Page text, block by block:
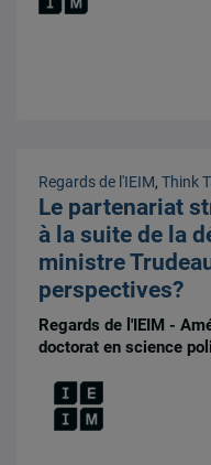
Regards de l'IEIM,Think
Le partenariat
à la suite de la
ministre
perspectives?
Regards de l'IEIM -
doctorat en science